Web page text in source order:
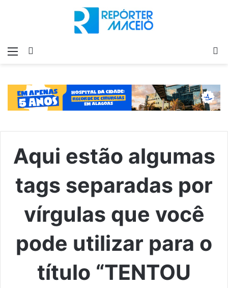
Menu
Aqui estão algumas
tags separadas por
vírgulas que você
pode utilizar para o
título “TENTOU